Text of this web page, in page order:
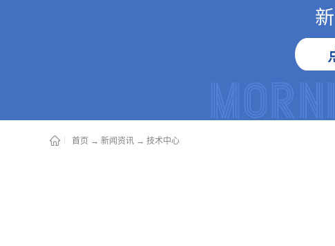
首页 → 新闻资讯 → 技术中心